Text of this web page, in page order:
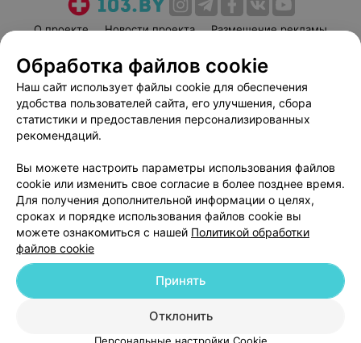
О проекте Новости проекта
Размещение рекламы
Пользовательское соглашение
Способы оплаты
Вакансии
Партнеры
Написать руководителю 103.by
Персональные настройки cookie
Обработка персональных данных
© 2026 ООО «Артокс Лаб», УНП 191700409| 220012, Республика Беларусь,
г. Минск, улица Толбухина, 2, пом. 16 | help@103.by
Служба поддержки +375 291212755
Обработка файлов cookie
Наш сайт использует файлы cookie для обеспечения
удобства пользователей сайта, его улучшения, сбора
статистики и предоставления персонализированных
рекомендаций.
Вы можете настроить параметры использования файлов
cookie или изменить свое согласие в более позднее время.
Для получения дополнительной информации о целях,
сроках и порядке использования файлов cookie вы
можете ознакомиться с нашей Политикой обработки
файлов cookie
Отклонить
Принять